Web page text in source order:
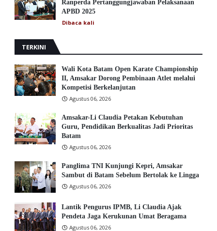
Ranperda Pertanggungjawaban Pelaksanaan
APBD 2025
Dibaca kali
TERKINI
Wali Kota Batam Open Karate Championship
II, Amsakar Dorong Pembinaan Atlet melalui
Kompetisi Berkelanjutan
Agustus 06, 2026
Amsakar-Li Claudia Petakan Kebutuhan
Guru, Pendidikan Berkualitas Jadi Prioritas
Batam
Agustus 06, 2026
Panglima TNI Kunjungi Kepri, Amsakar
Sambut di Batam Sebelum Bertolak ke Lingga
Agustus 06, 2026
Lantik Pengurus IPMB, Li Claudia Ajak
Pendeta Jaga Kerukunan Umat Beragama
Agustus 06, 2026